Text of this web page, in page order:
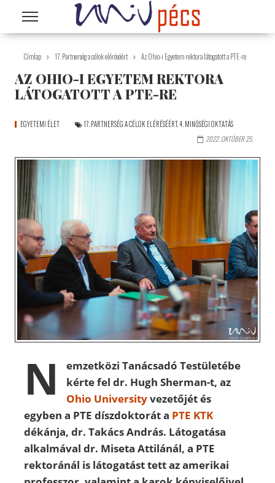
Ugrás a tartalomra
Címlap 17. Partnerség a célok eléréséért Az Ohio-i Egyetem rektora látogatott a PTE-re
AZ OHIO-I EGYETEM REKTORA
LÁTOGATOTT A PTE-RE
EGYETEMI ÉLET 17. PARTNERSÉG A CÉLOK ELÉRÉSÉÉRT,4. MINŐSÉGI OKTATÁS
2022. OKTÓBER 25.
N
emzetközi Tanácsadó Testületébe
kérte fel dr. Hugh Sherman-t, az
Ohio Universityvezetőjét és
egyben a PTE díszdoktorát a PTE KTK
dékánja, dr. Takács András. Látogatása
alkalmával dr. Miseta Attilánál, a PTE
rektoránál is látogatást tett az amerikai